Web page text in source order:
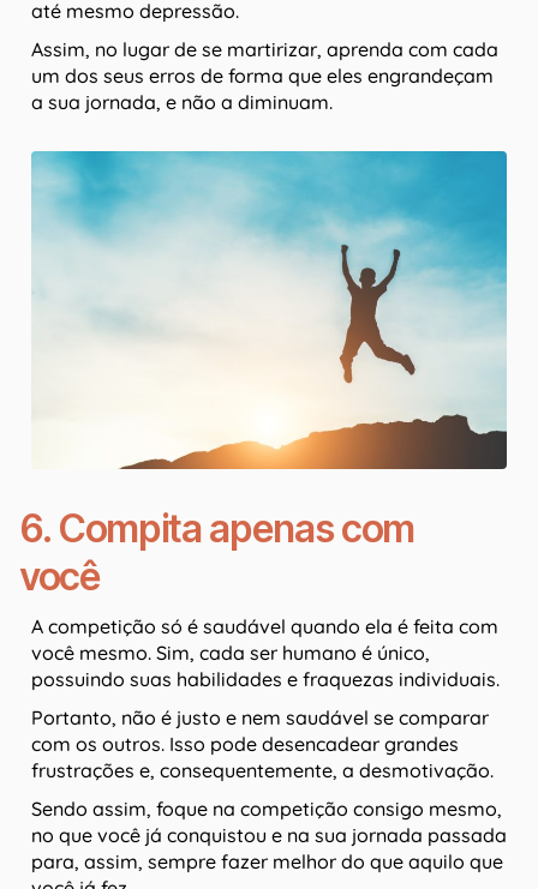
até mesmo depressão.
Assim, no lugar de se martirizar, aprenda com cada
um dos seus erros de forma que eles engrandeçam
a sua jornada, e não a diminuam.
6. Compita apenas com
você
A competição só é saudável quando ela é feita com
você mesmo. Sim, cada ser humano é único,
possuindo suas habilidades e fraquezas individuais.
Portanto, não é justo e nem saudável se comparar
com os outros. Isso pode desencadear grandes
frustrações e, consequentemente, a desmotivação.
Sendo assim, foque na competição consigo mesmo,
no que você já conquistou e na sua jornada passada
para, assim, sempre fazer melhor do que aquilo que